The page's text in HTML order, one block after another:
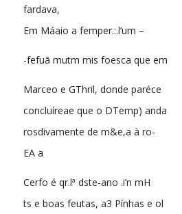
fardava,
Em Máaio a femper.:.l’um –
-fefuã mutm mis foesca que em
Marceo e GThril, donde paréce
concluíreae que o DTemp) anda
rosdivamente de m&e,a à ro-
EA a
Cerfo é qr.lª dste-ano .i’n mH
ts e boas feutas, a3 Pínhas e ol